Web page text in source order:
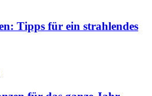
Tipps für ein strahlendes